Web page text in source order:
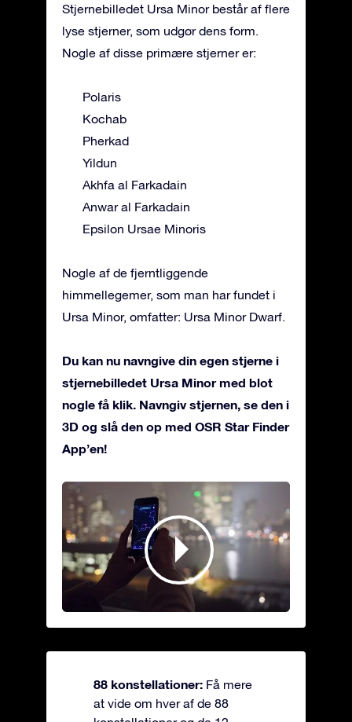
Stjernebilledet Ursa Minor består af flere
lyse stjerner, som udgør dens form.
Nogle af disse primære stjerner er:
Polaris
Kochab
Pherkad
Yildun
Akhfa al Farkadain
Anwar al Farkadain
Epsilon Ursae Minoris
Nogle af de fjerntliggende
himmellegemer, som man har fundet i
Ursa Minor, omfatter: Ursa Minor Dwarf.
Du kan nu navngive din egen stjerne i
stjernebilledet Ursa Minor med blot
nogle få klik. Navngiv stjernen, se den i
3D og slå den op med OSR Star Finder
App’en!
88 konstellationer: Få mere
at vide om hver af de 88